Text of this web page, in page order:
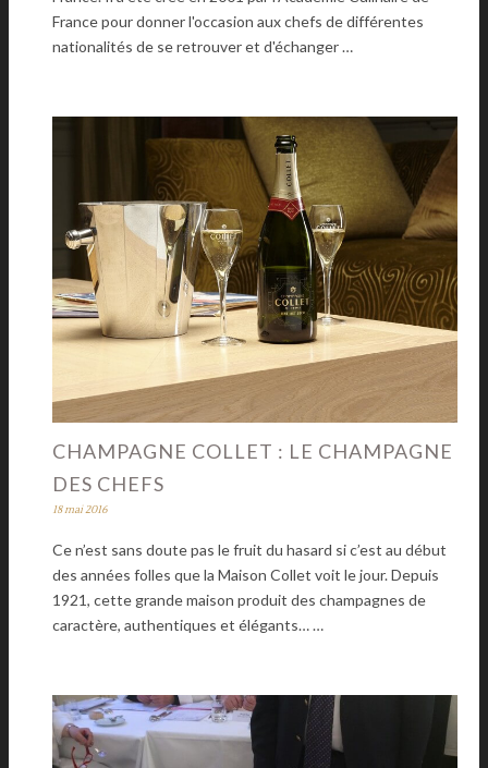
France pour donner l'occasion aux chefs de différentes
nationalités de se retrouver et d'échanger …
CHAMPAGNE COLLET : LE CHAMPAGNE
DES CHEFS
18 mai 2016
Ce n’est sans doute pas le fruit du hasard si c’est au début
des années folles que la Maison Collet voit le jour. Depuis
1921, cette grande maison produit des champagnes de
caractère, authentiques et élégants… …